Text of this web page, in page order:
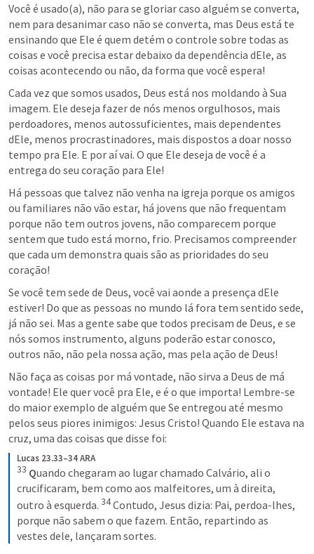
Você é usado(a), não para se gloriar caso alguém se converta,
nem para desanimar caso não se converta, mas Deus está te
ensinando que Ele é quem detém o controle sobre todas as
coisas e você precisa estar debaixo da dependência dEle, as
coisas acontecendo ou não, da forma que você espera!
Cada vez que somos usados, Deus está nos moldando à Sua
imagem. Ele deseja fazer de nós menos orgulhosos, mais
perdoadores, menos autossuficientes, mais dependentes
dEle, menos procrastinadores, mais dispostos a doar nosso
tempo pra Ele. E por aí vai. O que Ele deseja de você é a
entrega do seu coração para Ele!
Há pessoas que talvez não venha na igreja porque os amigos
ou familiares não vão estar, há jovens que não frequentam
porque não tem outros jovens, não comparecem porque
sentem que tudo está morno, frio. Precisamos compreender
que cada um demonstra quais são as prioridades do seu
coração!
Se você tem sede de Deus, você vai aonde a presença dEle
estiver! Do que as pessoas no mundo lá fora tem sentido sede,
já não sei. Mas a gente sabe que todos precisam de Deus, e se
nós somos instrumento, alguns poderão estar conosco,
outros não, não pela nossa ação, mas pela ação de Deus!
Não faça as coisas por má vontade, não sirva a Deus de má
vontade! Ele quer você pra Ele, e é o que importa! Lembre-se
do maior exemplo de alguém que Se entregou até mesmo
pelos seus piores inimigos: Jesus Cristo! Quando Ele estava na
cruz, uma das coisas que disse foi:
Lucas 23.33–34 ARA
33 Quando chegaram ao lugar chamado Calvário, ali o
crucificaram, bem como aos malfeitores, um à direita,
outro à esquerda. 34Contudo, Jesus dizia: Pai, perdoa-lhes,
porque não sabem o que fazem. Então, repartindo as
vestes dele, lançaram sortes.